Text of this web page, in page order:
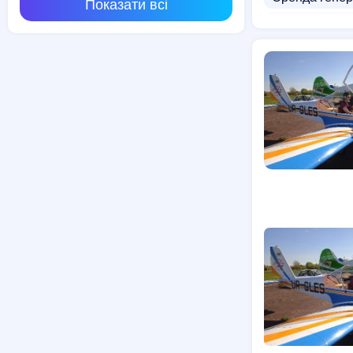
Показати всі
Оренда
Оренда
Палатка в
Прокат
Ялинка на
Прокат
Прокат
Магазини
Гуртівні